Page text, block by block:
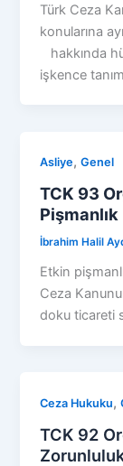
Türk Ceza
konularına
hakkında
işkence
Asliye,Genel
TCK 93
Pişmanlık
İbrahim Halil
Etkin
Ceza
doku ticareti
Ceza Hukuku,
TCK 92